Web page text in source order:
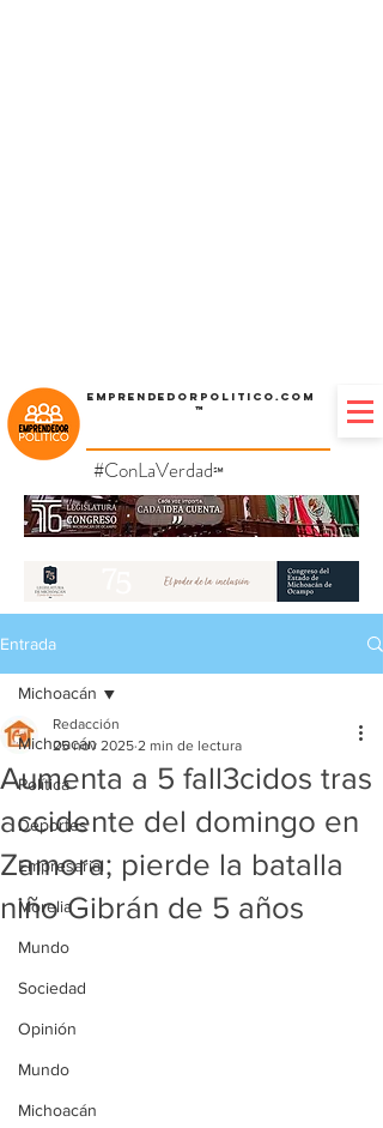
Emprendedorpolitico.com
™
#ConLaVerdad℠
Entrada
Michoacán
Política
Deportes
Empresarial
Morelia
Mundo
Sociedad
Opinión
Mundo
Michoacán
Michoacán
Aumenta a 5 fall3cidos tras
accidente del domingo en
Zamora; pierde la batalla
niño Gibrán de 5 años
Redacción
25 nov 2025 2 min de lectura